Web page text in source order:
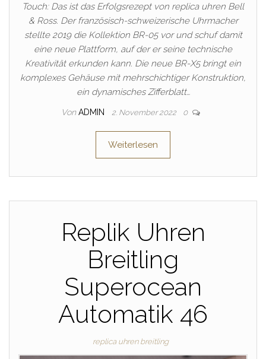
Touch: Das ist das Erfolgsrezept von replica uhren Bell
& Ross. Der französisch-schweizerische Uhrmacher
stellte 2019 die Kollektion BR-05 vor und schuf damit
eine neue Plattform, auf der er seine technische
Kreativität erkunden kann. Die neue BR-X5 bringt ein
komplexes Gehäuse mit mehrschichtiger Konstruktion,
ein dynamisches Zifferblatt…
Von ADMIN 2. November 2022 0
Weiterlesen
Replik Uhren
Breitling
Superocean
Automatik 46
replica uhren breitling